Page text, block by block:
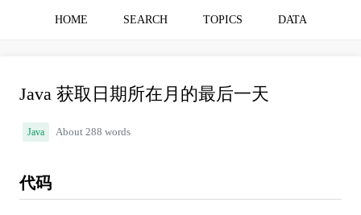
HOME SEARCH TOPICS DATA
Java 获取日期所在月的最后一天
Java About 288 words
代码